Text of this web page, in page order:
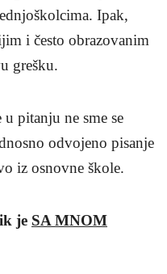
Ipak,
i često obrazovanim
grešku.
pitanju ne sme se
odvojeno pisanje
iz osnovne škole.
je SA MNOM